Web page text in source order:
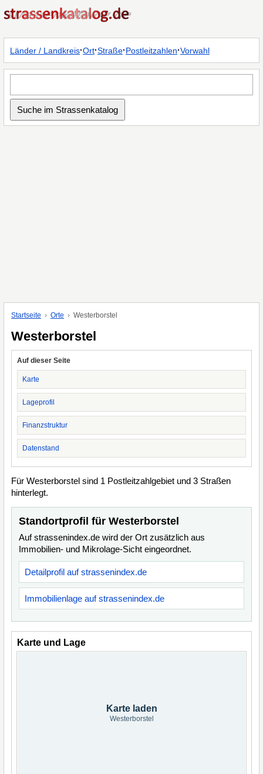
Länder / Landkreis·Ort·Straße·Postleitzahlen·Vorwahl
Startseite Orte Westerborstel
Westerborstel
Auf dieser Seite
Karte
Lageprofil
Finanzstruktur
Datenstand
Für Westerborstel sind 1 Postleitzahlgebiet und 3 Straßen
hinterlegt.
Standortprofil für Westerborstel
Auf strassenindex.de wird der Ort zusätzlich aus
Immobilien- und Mikrolage-Sicht eingeordnet.
Detailprofil auf strassenindex.de
Immobilienlage auf strassenindex.de
Karte und Lage
Karte laden
Westerborstel